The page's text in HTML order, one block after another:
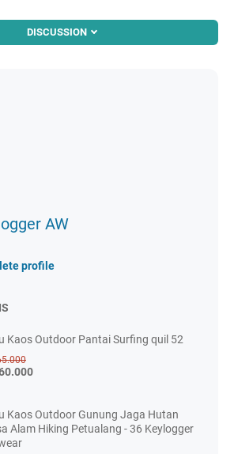
DISCUSSION
AW
profile
Kaos Outdoor Pantai Surfing quil 52
Kaos Outdoor Gunung Jaga Hutan
Alam Hiking Petualang - 36 Keylogger